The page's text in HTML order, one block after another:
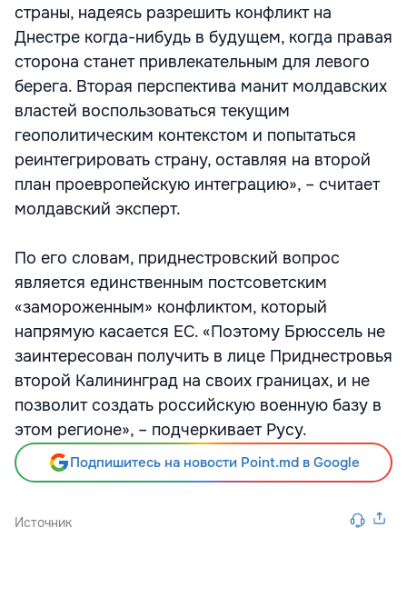
страны, надеясь разрешить конфликт на
Днестре когда-нибудь в будущем, когда правая
сторона станет привлекательным для левого
берега. Вторая перспектива манит молдавских
властей воспользоваться текущим
геополитическим контекстом и попытаться
реинтегрировать страну, оставляя на второй
план проевропейскую интеграцию», – считает
молдавский эксперт.
По его словам, приднестровский вопрос
является единственным постсоветским
«замороженным» конфликтом, который
напрямую касается ЕС. «Поэтому Брюссель не
заинтересован получить в лице Приднестровья
второй Калининград на своих границах, и не
позволит создать российскую военную базу в
этом регионе», – подчеркивает Русу.
Подпишитесь на новости Point.md в Google
Источник